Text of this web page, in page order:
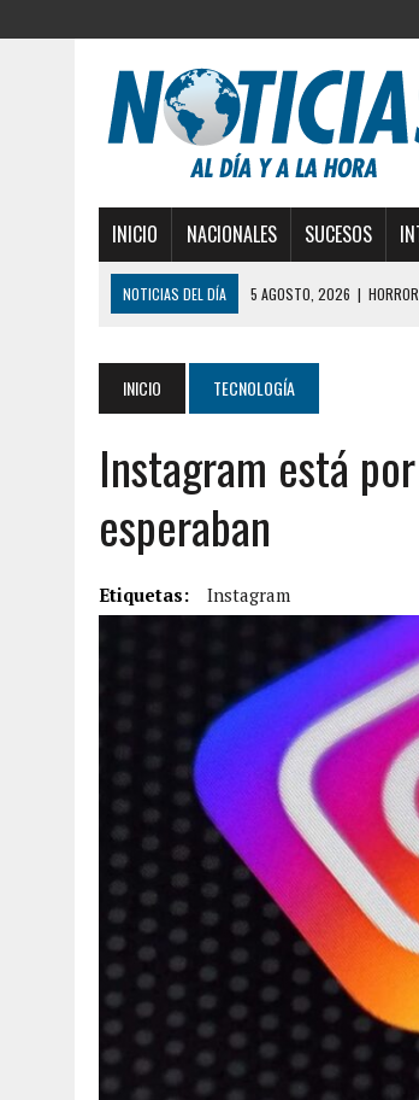
INICIO NACIONALES SUCESOS
NOTICIAS DEL DÍA 3 AGOSTO, 2026 | LA
YARACUY: INTENTÓ
2 AGOSTO, 2026 | AYUDABA A PERSONAS EN
2 AGOSTO, 2026
COLAPSÓ TECHO DE UNA
2 AGOSTO, 2026 | FALCÓN: MUJER ATACÓ CON
6 AGOSTO, 2026
| MISTERIOSA MUERTE DE
6 AGOSTO, 2026 | CONMOCIÓN EN COLORADO
PRESUNTO BROTE
HORROR EN BARINAS: UN
INICIO TECNOLOGÍA
Instagram está
esperaban
Etiquetas: Instagram